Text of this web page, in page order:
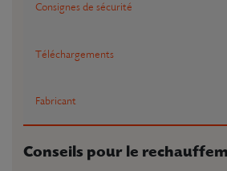
Consignes de sécurité
Téléchargements
Fabricant
Conseils pour le